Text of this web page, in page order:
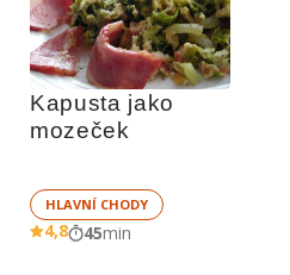
Kapusta jako
mozeček
HLAVNÍ CHODY
4,8 45min